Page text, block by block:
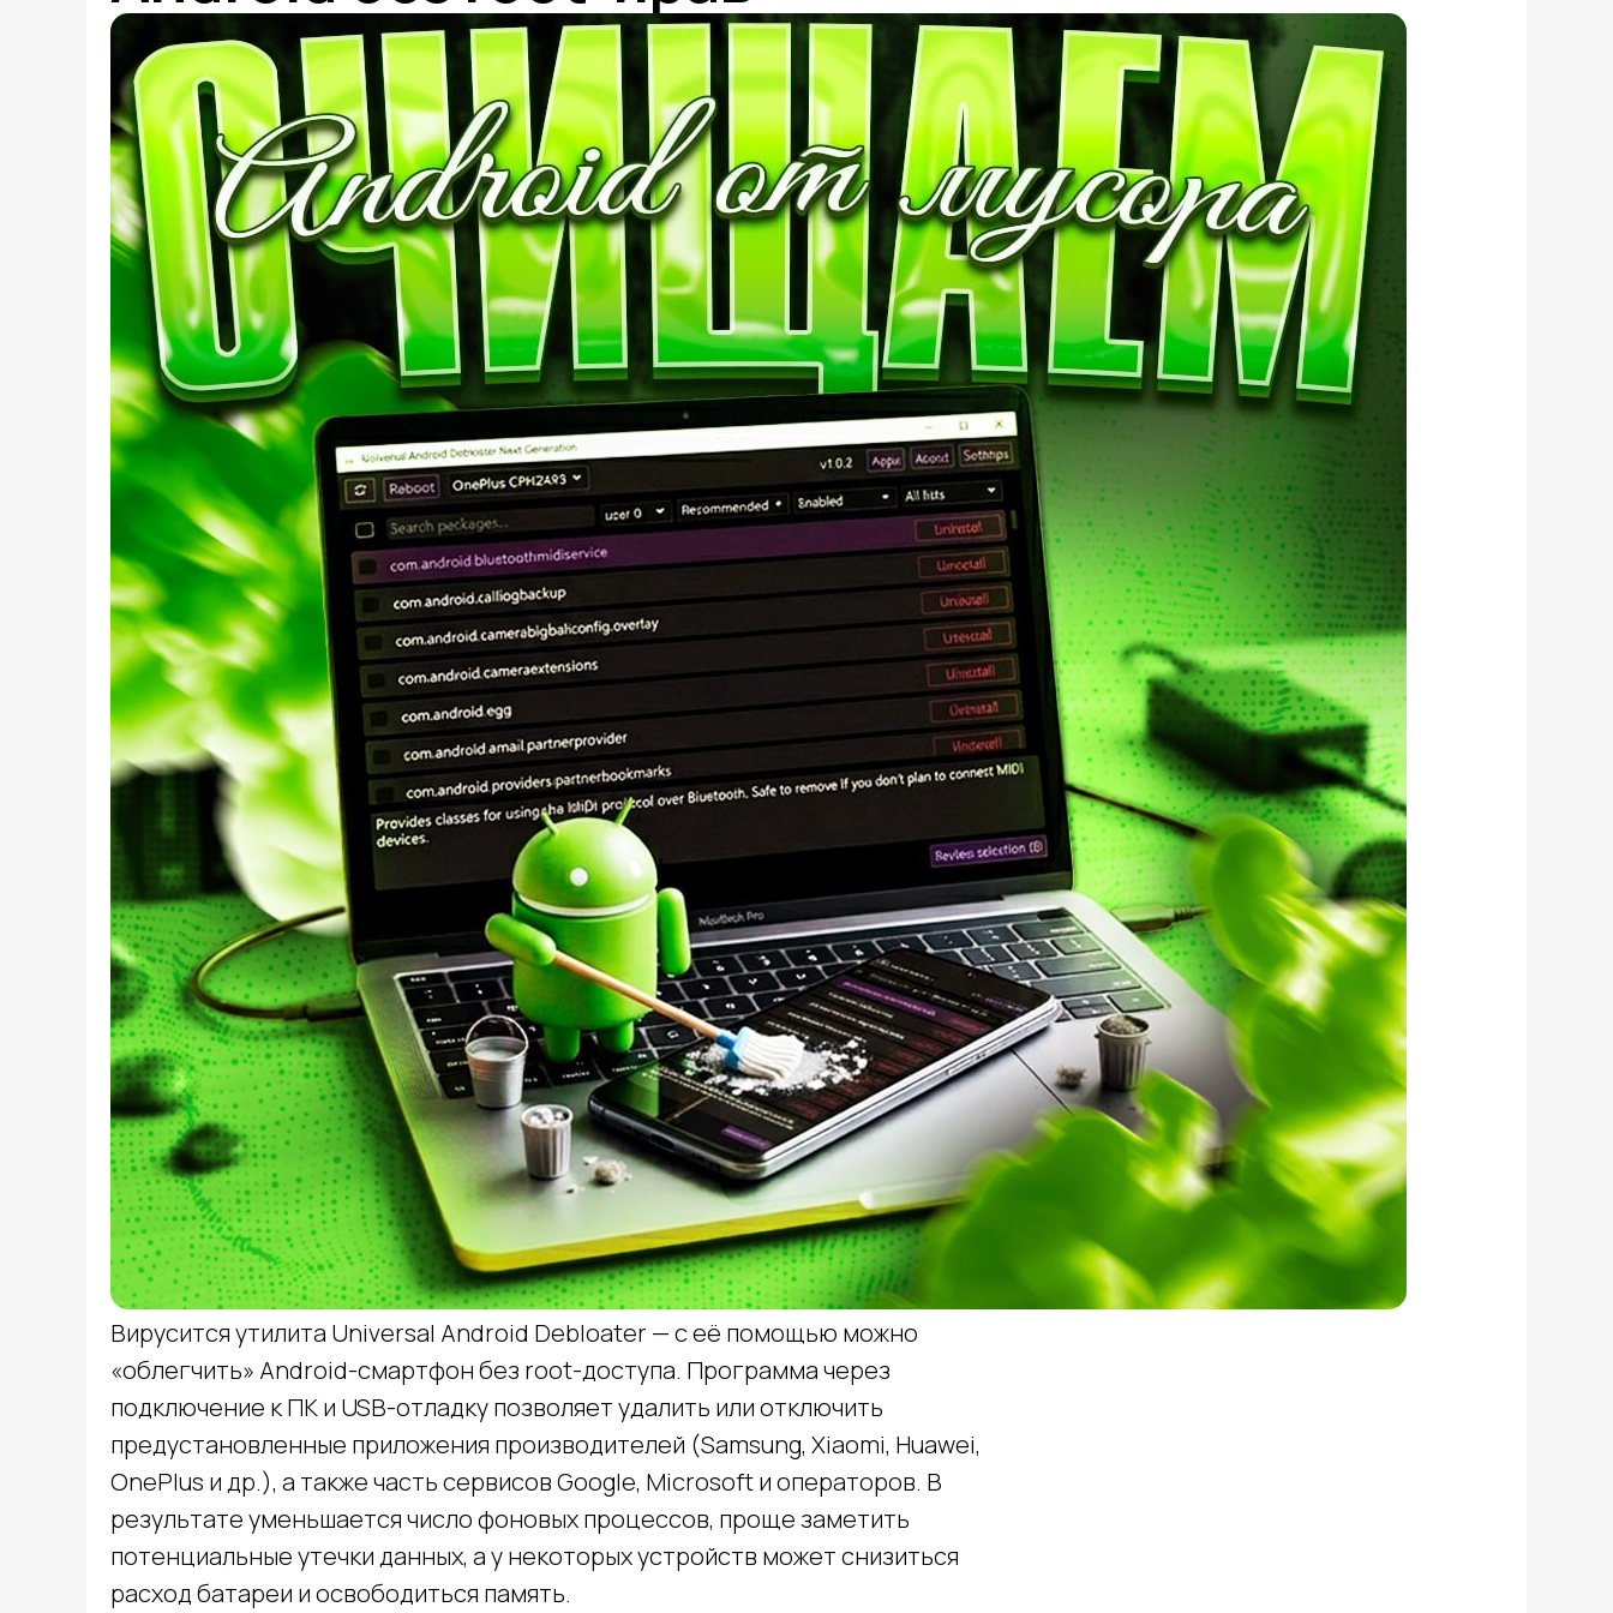
Вирусится утилита Universal Android Debloater — с её помощью можно
«облегчить» Android-смартфон без root-доступа. Программа через
подключение к ПК и USB-отладку позволяет удалить или отключить
предустановленные приложения производителей (Samsung, Xiaomi, Huawei,
OnePlus и др.), а также часть сервисов Google, Microsoft и операторов. В
результате уменьшается число фоновых процессов, проще заметить
потенциальные утечки данных, а у некоторых устройств может снизиться
расход батареи и освободиться память.
calltobuy
CPA Недвижимость
База креативов